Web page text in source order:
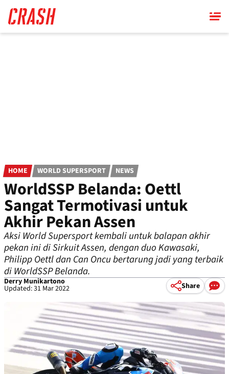
main
content
HOME WORLD SUPERSPORT NEWS
WorldSSP Belanda: Oettl
Sangat Termotivasi untuk
Akhir Pekan Assen
Aksi World Supersport kembali untuk balapan akhir
pekan ini di Sirkuit Assen, dengan duo Kawasaki,
Philipp Oettl dan Can Oncu bertarung jadi yang terbaik
di WorldSSP Belanda.
Derry Munikartono
Updated: 31 Mar 2022 Share